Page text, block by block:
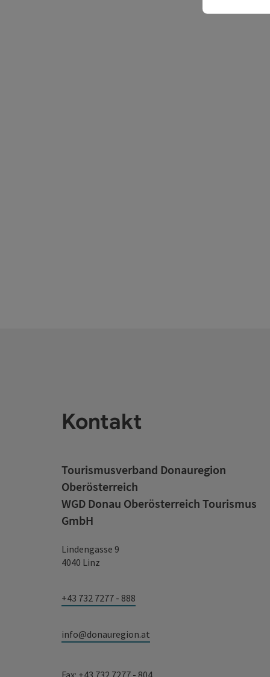
Kontakt
Tourismusverband Donauregion
Oberösterreich
WGD Donau Oberösterreich Tourismus
GmbH
Lindengasse 9
4040 Linz
+43 732 7277 - 888
info@donauregion.at
Fax: +43 732 7277 - 804